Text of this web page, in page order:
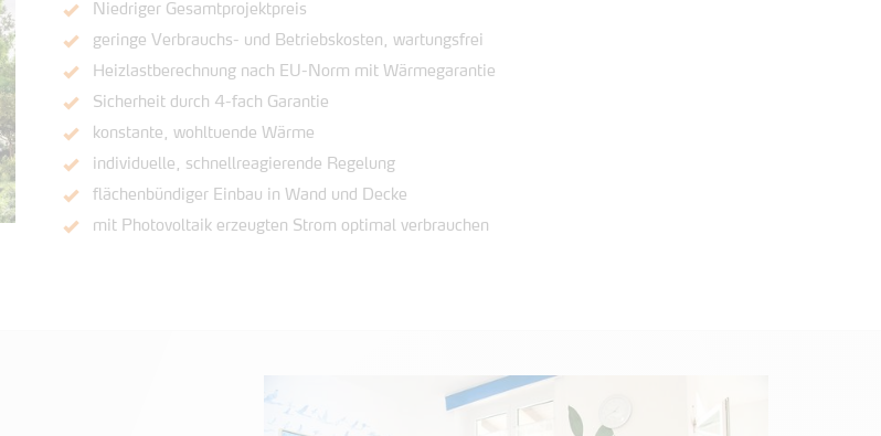
Niedriger Gesamtprojektpreis
geringe Verbrauchs- und Betriebskosten, wartungsfrei
Heizlastberechnung nach EU-Norm mit Wärmegarantie
Sicherheit durch 4-fach Garantie
konstante, wohltuende Wärme
individuelle, schnellreagierende Regelung
flächenbündiger Einbau in Wand und Decke
mit Photovoltaik erzeugten Strom optimal verbrauchen